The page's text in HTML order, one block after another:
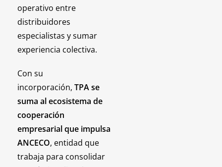
operativo entre
distribuidores
especialistas y sumar
experiencia colectiva.
Con su
incorporación,TPA se
suma al ecosistema de
cooperación
empresarial que impulsa
ANCECO, entidad que
trabaja para consolidar